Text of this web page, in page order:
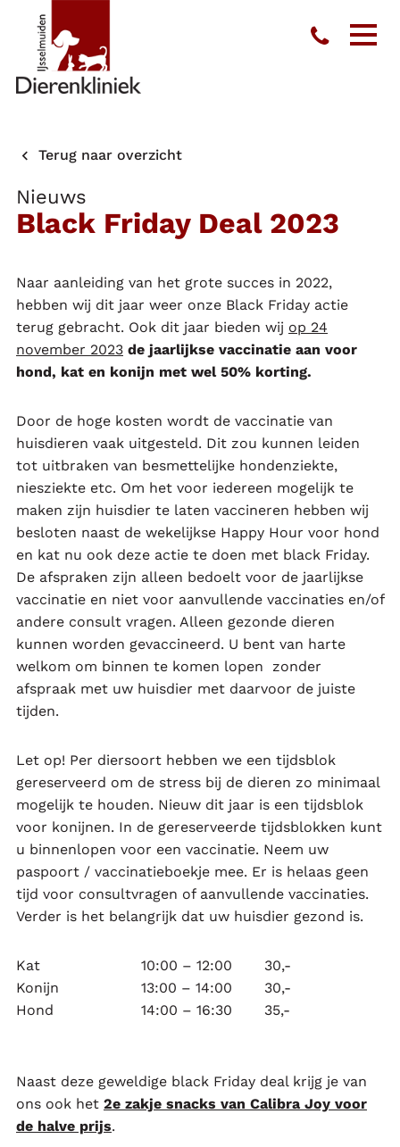
Toon
Terug naar overzicht
Nieuws
Black Friday Deal 2023
Naar aanleiding van het grote succes in 2022,
hebben wij dit jaar weer onze Black Friday actie
terug gebracht. Ook dit jaar bieden wij op 24
november 2023 de jaarlijkse vaccinatie aan voor
hond, kat en konijn met wel 50% korting.
Door de hoge kosten wordt de vaccinatie van
huisdieren vaak uitgesteld. Dit zou kunnen leiden
tot uitbraken van besmettelijke hondenziekte,
niesziekte etc. Om het voor iedereen mogelijk te
maken zijn huisdier te laten vaccineren hebben wij
besloten naast de wekelijkse Happy Hour voor hond
en kat nu ook deze actie te doen met black Friday.
De afspraken zijn alleen bedoelt voor de jaarlijkse
vaccinatie en niet voor aanvullende vaccinaties en/of
andere consult vragen. Alleen gezonde dieren
kunnen worden gevaccineerd. U bent van harte
welkom om binnen te komen lopen zonder
afspraak met uw huisdier met daarvoor de juiste
tijden.
Let op! Per diersoort hebben we een tijdsblok
gereserveerd om de stress bij de dieren zo minimaal
mogelijk te houden. Nieuw dit jaar is een tijdsblok
voor konijnen. In de gereserveerde tijdsblokken kunt
u binnenlopen voor een vaccinatie. Neem uw
paspoort / vaccinatieboekje mee. Er is helaas geen
tijd voor consultvragen of aanvullende vaccinaties.
Verder is het belangrijk dat uw huisdier gezond is.
Kat 10:00 – 12:00
30,-
Konijn
13:00 – 14:00
30,-
Hond
14:00 – 16:30 35,-
Naast deze geweldige black Friday deal krijg je van
ons ook het 2e zakje snacks van Calibra Joy voor
de halve prijs.